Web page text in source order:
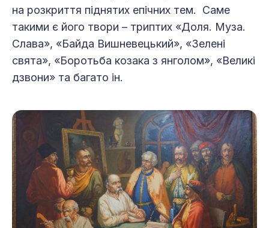
на розкриття піднятих епічних тем. Саме
такими є його твори – триптих «Доля. Муза.
Слава», «Байда Вишневецький», «Зелені
свята», «Боротьба козака з янголом», «Великі
дзвони» та багато ін.